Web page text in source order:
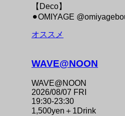
【Deco】
⚫︎OMIYAGE
オススメ
WAVE@NOON
WAVE@NOON
2026/08/07 FRI
19:30-23:30
1,500yen＋1Drink